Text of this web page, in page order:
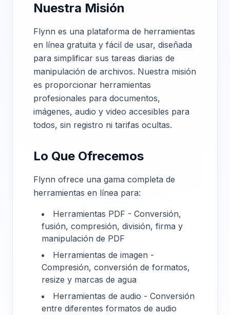
Nuestra Misión
Flynn es una plataforma de herramientas
en línea gratuita y fácil de usar, diseñada
para simplificar sus tareas diarias de
manipulación de archivos. Nuestra misión
es proporcionar herramientas
profesionales para documentos,
imágenes, audio y video accesibles para
todos, sin registro ni tarifas ocultas.
Lo Que Ofrecemos
Flynn ofrece una gama completa de
herramientas en línea para:
Herramientas PDF - Conversión,
fusión, compresión, división, firma y
manipulación de PDF
Herramientas de imagen -
Compresión, conversión de formatos,
resize y marcas de agua
Herramientas de audio - Conversión
entre diferentes formatos de audio